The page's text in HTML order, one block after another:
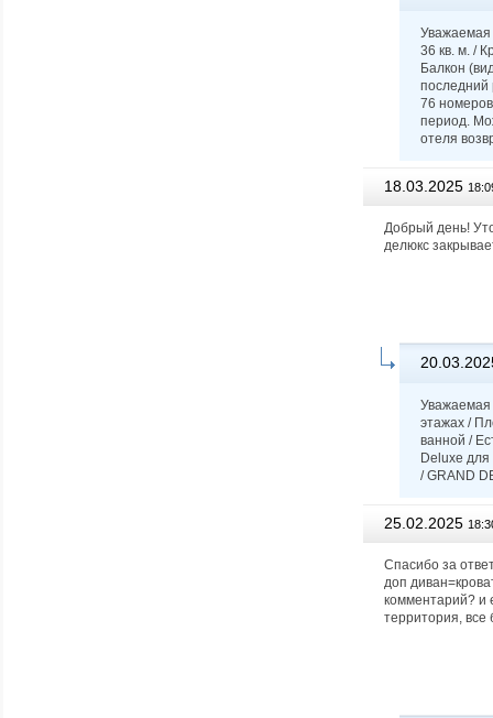
Уважаемая
36 кв. м. /
Балкон
последний
76
период.
отеля
18.03.2025
Добрый день!
делюкс
Уважаемая
этажах /
ванной /
Deluxe для
/ GRAND
25.02.2025
Спасибо за
доп
комментарий? и
территория, все